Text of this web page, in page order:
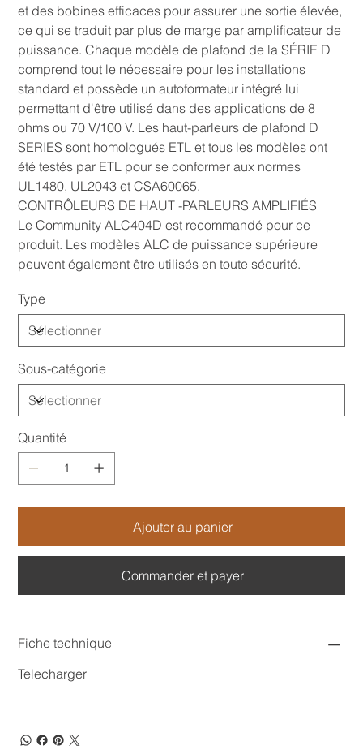
et des bobines efficaces pour assurer une sortie élevée,
ce qui se traduit par plus de marge par amplificateur de
puissance. Chaque modèle de plafond de la SÉRIE D
comprend tout le nécessaire pour les installations
standard et possède un autoformateur intégré lui
permettant d'être utilisé dans des applications de 8
ohms ou 70 V/100 V. Les haut-parleurs de plafond D
SERIES sont homologués ETL et tous les modèles ont
été testés par ETL pour se conformer aux normes
UL1480, UL2043 et CSA60065.
CONTRÔLEURS DE HAUT -PARLEURS AMPLIFIÉS
Le Community ALC404D est recommandé pour ce
produit. Les modèles ALC de puissance supérieure
peuvent également être utilisés en toute sécurité.
Type
Sous-catégorie
Quantité
Ajouter au panier
Commander et payer
Fiche technique
Telecharger